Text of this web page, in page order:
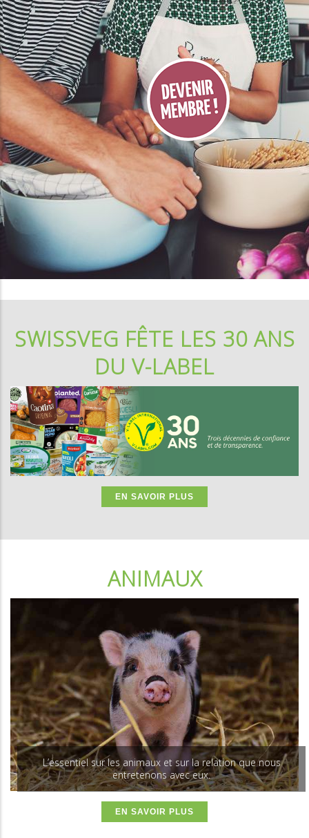
SWISSVEG FÊTE LES 30 ANS
DU V-LABEL
EN SAVOIR PLUS
ANIMAUX
L’essentiel sur les animaux et sur la relation que nous
entretenons avec eux.
EN SAVOIR PLUS